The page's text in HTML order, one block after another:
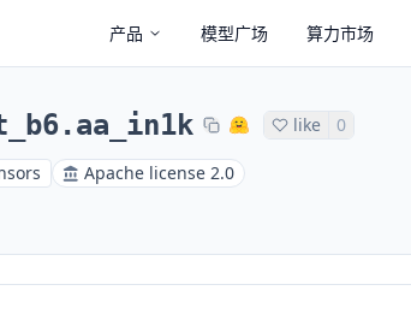
产品 模型广场 算力市场
like 0
Apache license 2.0